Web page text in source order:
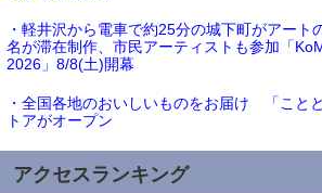
・軽井沢から電車で約25分の城下町がアート
名が滞在制作、市民アーティストも参加「
2026」8/8(土)開幕
・全国各地のおいしいものをお届け 「こと
トアがオープン
アクセスランキング